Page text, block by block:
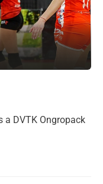
a DVTK Ongropack